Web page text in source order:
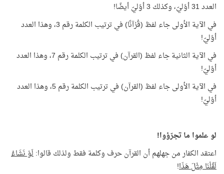
العدد 31 أوّليّ، وكذلك 3 أوّليّ أيضًا!
في الآية الأولى جاء لفظ (قُرْآنًا) في ترتيب الكلمة رقم 3، وهذا العدد
أوّليّ!
في الآية الثانية جاء لفظ (القرآن) في ترتيب الكلمة رقم 7، وهذا العدد
أوّليّ!
في الآية الأولى جاء لفظ (القرآن) في ترتيب الكلمة رقم 5، وهذا العدد
أوّليّ!
لو علموا ما تجرّؤوا!
اعتقد الكفار من جهلهم أن القرآن حرف وكلمة فقط ولذلك قالوا:لَوْ نَشَاءُ
لَقُلْنَا مِثْلَ هَذَا!